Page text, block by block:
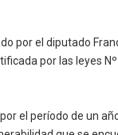
por el diputado
por las leyes
el período de un